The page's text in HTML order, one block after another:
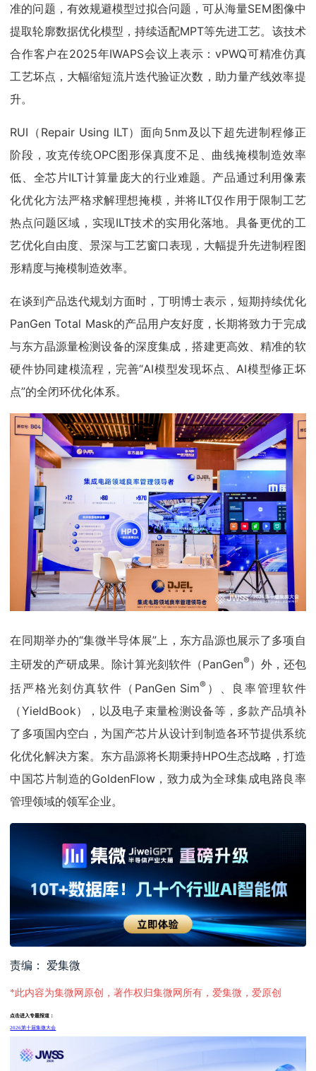
准的问题，有效规避模型过拟合问题，可从海量SEM图像中
提取轮廓数据优化模型，持续适配MPT等先进工艺。该技术
合作客户在2025年IWAPS会议上表示：vPWQ可精准仿真
工艺坏点，大幅缩短流片迭代验证次数，助力量产线效率提
升。
RUI（Repair Using ILT）面向5nm及以下超先进制程修正
阶段，攻克传统OPC图形保真度不足、曲线掩模制造效率
低、全芯片ILT计算量庞大的行业难题。产品通过利用像素
化优化方法严格求解理想掩模，并将ILT仅作用于限制工艺
热点问题区域，实现ILT技术的实用化落地。具备更优的工
艺优化自由度、景深与工艺窗口表现，大幅提升先进制程图
形精度与掩模制造效率。
在谈到产品迭代规划方面时，丁明博士表示，短期持续优化
PanGen Total Mask的产品用户友好度，长期将致力于完成
与东方晶源量检测设备的深度集成，搭建更高效、精准的软
硬件协同建模流程，完善“AI模型发现坏点、AI模型修正坏
点”的全闭环优化体系。
在同期举办的“集微半导体展”上，东方晶源也展示了多项自
主研发的产研成果。除计算光刻软件（PanGen®）外，还包
括严格光刻仿真软件（PanGen Sim® ）、良率管理软件
（YieldBook），以及电子束量检测设备等，多款产品填补
了多项国内空白，为国产芯片从设计到制造各环节提供系统
化优化解决方案。东方晶源将长期秉持HPO生态战略，打造
中国芯片制造的GoldenFlow，致力成为全球集成电路良率
管理领域的领军企业。
责编： 爱集微
*此内容为集微网原创，著作权归集微网所有，爱集微，爱原创
点击进入专题报道：
2026第十届集微大会